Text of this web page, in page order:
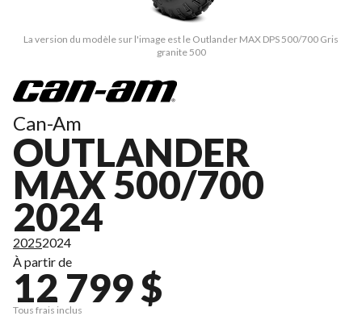
La version du modèle sur l'image est le Outlander MAX DPS 500/700 Gris
granite 500
Can-Am
OUTLANDER
MAX 500/700
2024
20252024
À partir de
12 799 $
Tous frais inclus